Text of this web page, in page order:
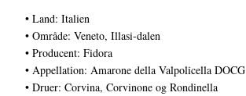
• Land: Italien
• Område: Veneto, Illasi-dalen
• Producent: Fidora
• Appellation: Amarone della Valpolicella DOCG
• Druer: Corvina, Corvinone og Rondinella